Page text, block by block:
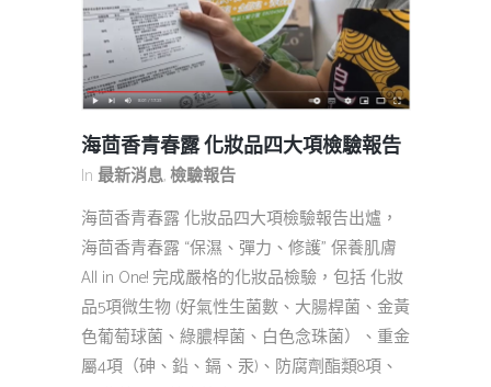
海茴香青春露 化妝品四大項檢驗報告
In 最新消息,檢驗報告
海茴香青春露 化妝品四大項檢驗報告出爐，
海茴香青春露 “保濕、彈力、修護” 保養肌膚
All in One! 完成嚴格的化妝品檢驗，包括 化妝
品5項微生物 (好氣性生菌數、大腸桿菌、金黃
色葡萄球菌、綠膿桿菌、白色念珠菌）、重金
屬4項（砷、鉛、鎘、汞)、防腐劑酯類8項、